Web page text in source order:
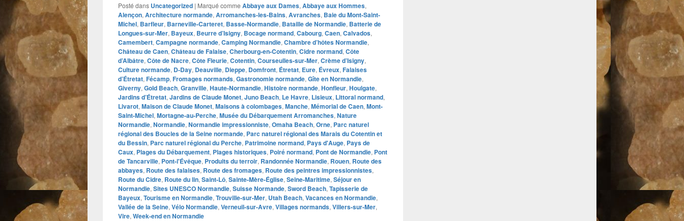
Posté dans Uncategorized | Marqué comme Abbaye aux Dames, Abbaye aux Hommes,
Alençon, Architecture normande, Arromanches-les-Bains, Avranches, Baie du Mont-Saint-
Michel, Barfleur, Barneville-Carteret, Basse-Normandie, Bataille de Normandie, Batterie de
Longues-sur-Mer, Bayeux, Beurre d’Isigny, Bocage normand, Cabourg, Caen, Calvados,
Camembert, Campagne normande, Camping Normandie, Chambre d’hôtes Normandie,
Château de Caen, Château de Falaise, Cherbourg-en-Cotentin, Cidre normand, Côte
d’Albâtre, Côte de Nacre, Côte Fleurie, Cotentin, Courseulles-sur-Mer, Crème d’Isigny,
Culture normande, D-Day, Deauville, Dieppe, Domfront, Étretat, Eure, Évreux, Falaises
d’Étretat, Fécamp, Fromages normands, Gastronomie normande, Gîte en Normandie,
Giverny, Gold Beach, Granville, Haute-Normandie, Histoire normande, Honfleur, Houlgate,
Jardins d’Étretat, Jardins de Claude Monet, Juno Beach, Le Havre, Lisieux, Littoral normand,
Livarot, Maison de Claude Monet, Maisons à colombages, Manche, Mémorial de Caen, Mont-
Saint-Michel, Mortagne-au-Perche, Musée du Débarquement Arromanches, Nature
Normandie, Normandie, Normandie impressionniste, Omaha Beach, Orne, Parc naturel
régional des Boucles de la Seine normande, Parc naturel régional des Marais du Cotentin et
du Bessin, Parc naturel régional du Perche, Patrimoine normand, Pays d'Auge, Pays de
Caux, Plages du Débarquement, Plages historiques, Poiré normand, Pont de Normandie, Pont
de Tancarville, Pont-l'Évêque, Produits du terroir, Randonnée Normandie, Rouen, Route des
abbayes, Route des falaises, Route des fromages, Route des peintres impressionnistes,
Route du Cidre, Route du lin, Saint-Lô, Sainte-Mère-Église, Seine-Maritime, Séjour en
Normandie, Sites UNESCO Normandie, Suisse Normande, Sword Beach, Tapisserie de
Bayeux, Tourisme en Normandie, Trouville-sur-Mer, Utah Beach, Vacances en Normandie,
Vallée de la Seine, Vélo Normandie, Verneuil-sur-Avre, Villages normands, Villers-sur-Mer,
Vire, Week-end en Normandie